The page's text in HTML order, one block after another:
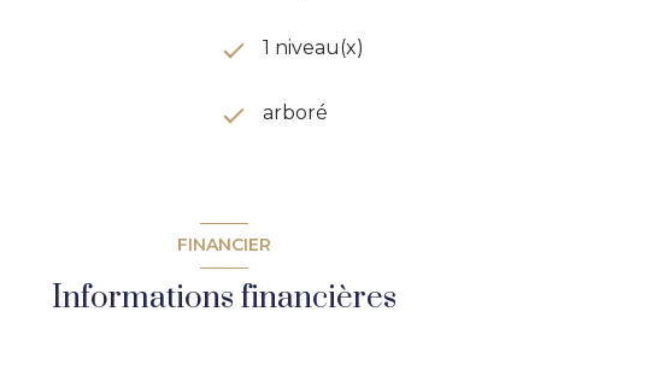
1 niveau(x)
arboré
FINANCIER
Informations financières